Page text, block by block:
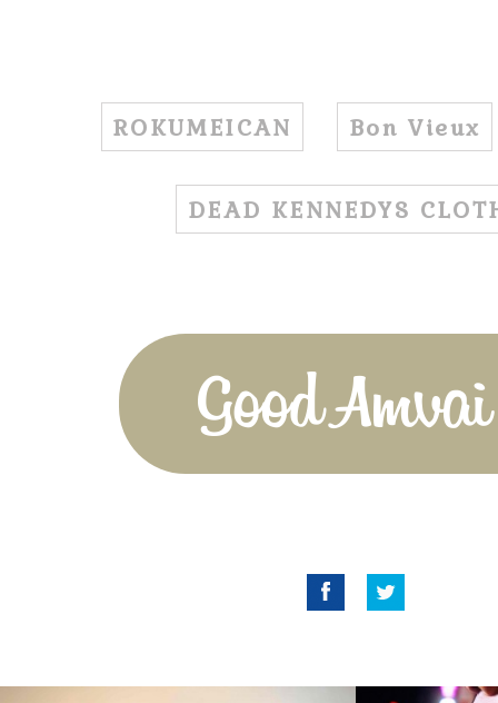
ROKUMEICAN Bon Vieux
DEAD KENNEDYS